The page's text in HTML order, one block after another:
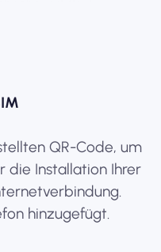
QR-Code, um
die Installation Ihrer
hinzugefügt.